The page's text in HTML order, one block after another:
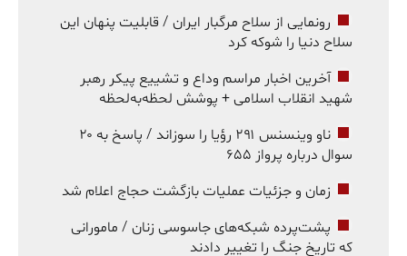
رونمایی از سلاح مرگبار ایران / قابلیت پنهان این
سلاح دنیا را شوکه کرد
آخرین اخبار مراسم وداع و تشییع پیکر رهبر
شهید انقلاب اسلامی + پوشش لحظه‌به‌لحظه
ناو وینسنس ۲۹۱ رؤیا را سوزاند / پاسخ به ۲۰
سوال درباره پرواز ۶۵۵
زمان و جزئیات عملیات بازگشت حجاج اعلام شد
پشت‌پرده شبکه‌های جاسوسی زنان / مامورانی
که تاریخ جنگ را تغییر دادند